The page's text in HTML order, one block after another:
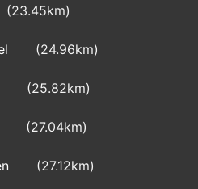
(23.45km)
(24.96km)
(25.82km)
(27.04km)
(27.12km)